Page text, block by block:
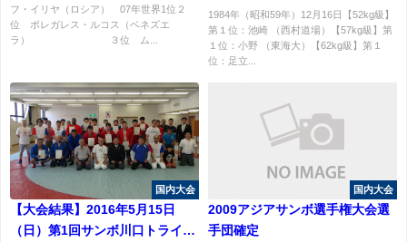
フ・イリヤ（ロシア） 07年世界1位２
位 ボレガレス・ルコス（ベネズエ
ラ） ３位 ム...
1984年（昭和59年）12月16日【52kg級】
第１位：池崎 （西村道場）【57kg級】第
１位：小野 （東海大）【62kg級】第１
位：足立...
国内大会
【大会結果】2016年5月15日
（日）第1回サンボ川口トライア
国内大会
2009アジアサンボ選手権大会選
手団確定